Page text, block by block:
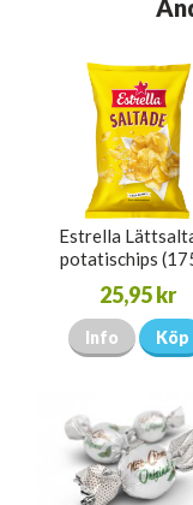
Estrella
potatischips
25,95 kr
Info Köp